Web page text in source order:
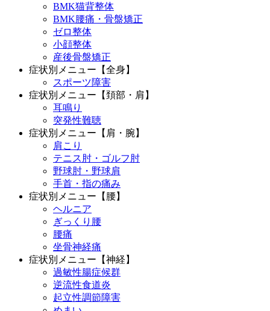
BMK猫背整体
BMK腰痛・骨盤矯正
ゼロ整体
小顔整体
産後骨盤矯正
症状別メニュー【全身】
スポーツ障害
症状別メニュー【頚部・肩】
耳鳴り
突発性難聴
症状別メニュー【肩・腕】
肩こり
テニス肘・ゴルフ肘
野球肘・野球肩
手首・指の痛み
症状別メニュー【腰】
ヘルニア
ぎっくり腰
腰痛
坐骨神経痛
症状別メニュー【神経】
過敏性腸症候群
逆流性食道炎
起立性調節障害